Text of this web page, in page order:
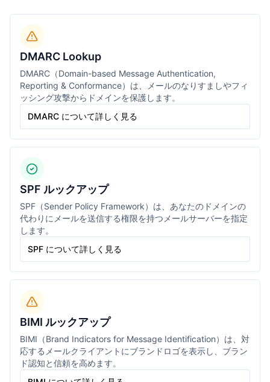
DMARC Lookup
DMARC（Domain-based Message Authentication,
Reporting & Conformance）は、メールのなりすましやフィ
ッシング攻撃からドメインを保護します。
DMARC について詳しく見る
SPF ルックアップ
SPF（Sender Policy Framework）は、あなたのドメインの
代わりにメールを送信する権限を持つメールサーバーを指定
します。
SPF について詳しく見る
BIMI ルックアップ
BIMI（Brand Indicators for Message Identification）は、対
応するメールクライアントにブランドロゴを表示し、ブラン
ド認知と信頼を高めます。